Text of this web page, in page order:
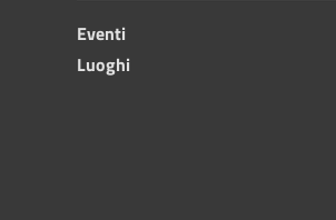
Eventi
Luoghi